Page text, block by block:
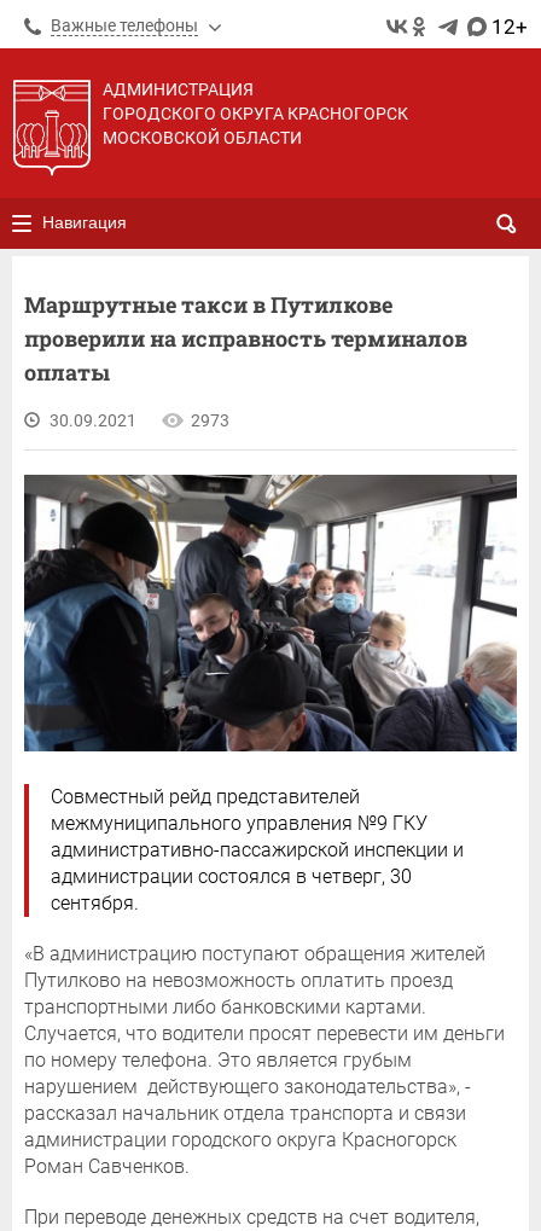
Важные телефоны 12+
АДМИНИСТРАЦИЯ
ГОРОДСКОГО ОКРУГА КРАСНОГОРСК
МОСКОВСКОЙ ОБЛАСТИ
Навигация
Маршрутные такси в Путилкове
проверили на исправность терминалов
оплаты
30.09.2021 2973
Совместный рейд представителей
межмуниципального управления №9 ГКУ
административно-пассажирской инспекции и
администрации состоялся в четверг, 30
сентября.
«В администрацию поступают обращения жителей
Путилково на невозможность оплатить проезд
транспортными либо банковскими картами.
Случается, что водители просят перевести им деньги
по номеру телефона. Это является грубым
нарушением действующего законодательства», -
рассказал начальник отдела транспорта и связи
администрации городского округа Красногорск
Роман Савченков.
При переводе денежных средств на счет водителя,